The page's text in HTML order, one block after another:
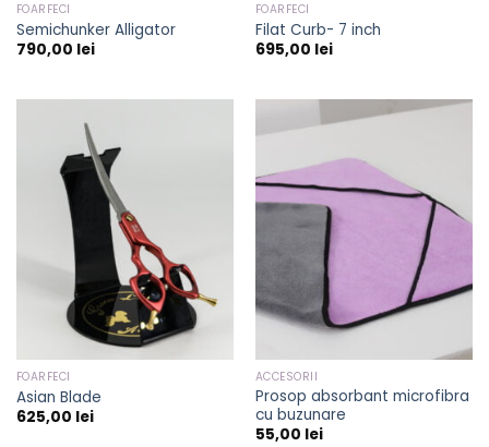
FOARFECI
Semichunker Alligator
790,00 lei
FOARFECI
Filat Curb- 7 inch
695,00 lei
FOARFECI
Asian Blade
625,00 lei
ACCESORII
Prosop absorbant microfibra
cu buzunare
55,00 lei